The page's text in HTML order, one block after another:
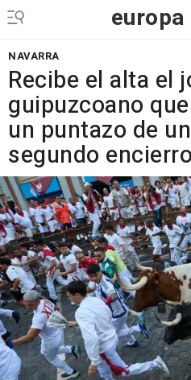
europa
NAVARRA
Recibe el alta el
guipuzcoano
un puntazo de
segundo encierro